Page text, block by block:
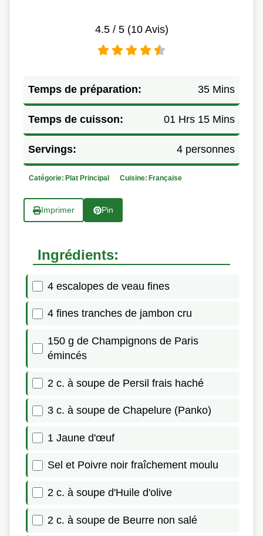
4.5/ 5 (10Avis)
Temps de préparation: 35 Mins
Temps de cuisson: 01 Hrs 15 Mins
Servings: 4 personnes
Catégorie: Plat Principal Cuisine: Française
Imprimer Pin
Ingrédients:
4 escalopes de veau fines
4 fines tranches de jambon cru
150 g de Champignons de Paris
émincés
2 c. à soupe de Persil frais haché
3 c. à soupe de Chapelure (Panko)
1 Jaune d'œuf
Sel et Poivre noir fraîchement moulu
2 c. à soupe d'Huile d'olive
2 c. à soupe de Beurre non salé